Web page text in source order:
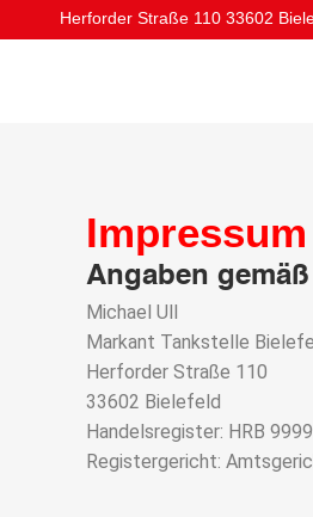
Herforder Straße 110 33602
Impressum
Angaben gemäß
Michael Ull
Markant Tankstelle
Herforder Straße 110
33602 Bielefeld
Handelsregister: HRB
Registergericht: